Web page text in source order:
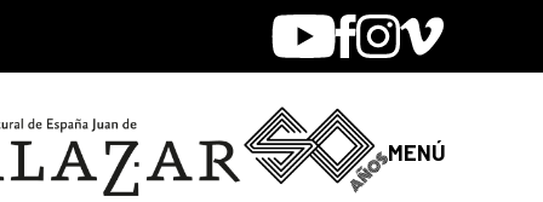
YoutubeFacebook
Instagram
Vimeo
MENÚ